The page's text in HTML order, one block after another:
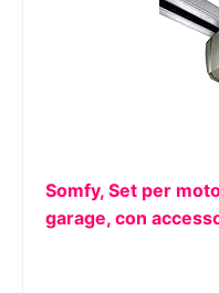
Somfy, Set per
garage, con